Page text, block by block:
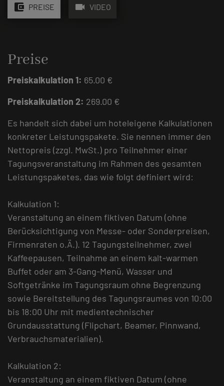
account_balance_wallet PREISE videocam VIDEO
Preise
Preiskalkulation 1: 65.00 €
Preiskalkulation 2: 269.00 €
Es handelt sich dabei um hoteleigene Kalkulationen
konkreter Leistungspakete. Sie nennen immer den
Nettopreis (zzgl. MwSt.) pro Teilnehmer einer
Tagungsveranstaltung im Rahmen des gesamten
Leistungspaketes, das wie folgt definiert wird:
Kalkulation 1:
Veranstaltung an einem fiktiven Datum (ohne
Berücksichtigung von Messe- oder Sonderpreisen,
Firmenraten o.Ä.). 12 Tagungsteilnehmer, zwei
Kaffeepausen, Teilnahme an einem kalt-warmen
Buffet oder am 3-Gang-Menü, Wasser und
Softgetränke im Tagungsraum ohne Begrenzung
sowie Bereitstellung des Tagungsraumes von 10:00
bis 18:00 Uhr mit medientechnischer
Grundausstattung (Flipchart, Beamer, Pinnwand,
Verbrauchsmaterialien).
Kalkulation 2:
Veranstaltung an einem fiktiven Datum (ohne